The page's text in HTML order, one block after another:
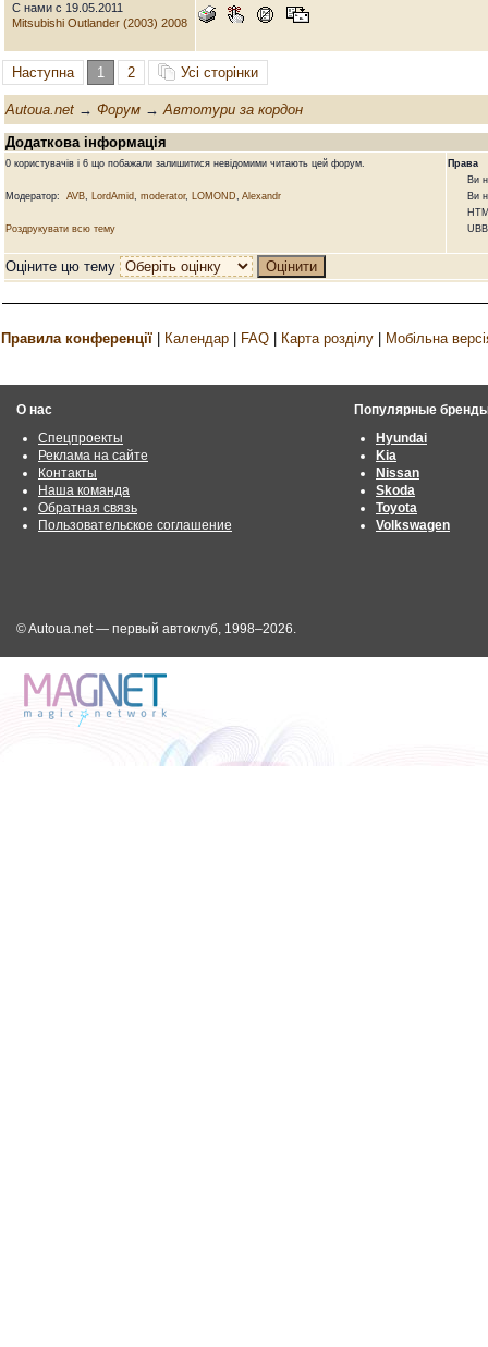
С нами с 19.05.2011
Mitsubishi Outlander (2003) 2008
Наступна 1 2 Усі сторінки
Autoua.net → Форум →Автотури за кордон
Додаткова інформація
0 користувачів і 6 що побажали залишитися невідомими читають цей форум.
Модератор: AVB, LordAmid, moderator, LOMOND, Alexandr
Роздрукувати всю тему
Права
Ви не
Ви не
HTML
Оціните цю тему
Правила конференції Календар FAQ Карта розділу Мобільна
О нас
Спецпроекты
Реклама на сайте
Контакты
Наша команда
Обратная связь
Пользовательское соглашение
Популярные
Hyundai
Kia
Nissan
Skoda
Toyota
Volkswagen
© Autoua.net — первый автоклуб, 1998–2026.